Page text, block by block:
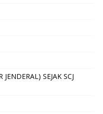
SEJAK SCJ